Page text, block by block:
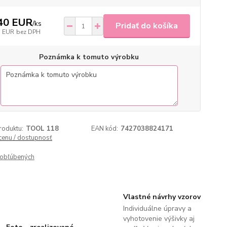
EUR/ks
EUR bez DPH
Pridať do košíka
Poznámka k tomuto výrobku
TOOL 118 EAN kód: 7427038824171
/ dostupnosť
Vlastné návrhy vzorov
Individuálne úpravy a
vyhotovenie výšivky aj